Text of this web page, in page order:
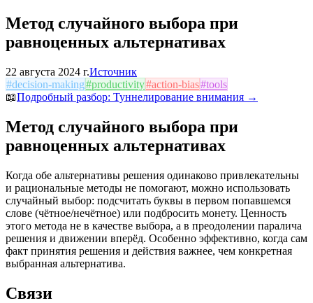
Метод случайного выбора при
равноценных альтернативах
22 августа 2024 г.Источник
#decision-making#productivity#action-bias#tools
📖Подробный разбор: Туннелирование внимания →
Метод случайного выбора при
равноценных альтернативах
Когда обе альтернативы решения одинаково привлекательны
и рациональные методы не помогают, можно использовать
случайный выбор: подсчитать буквы в первом попавшемся
слове (чётное/нечётное) или подбросить монету. Ценность
этого метода не в качестве выбора, а в преодолении паралича
решения и движении вперёд. Особенно эффективно, когда сам
факт принятия решения и действия важнее, чем конкретная
выбранная альтернатива.
Связи